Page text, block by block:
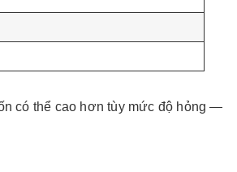
có thể cao hơn tùy mức độ hỏng —